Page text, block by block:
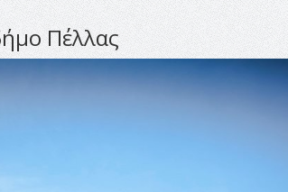
Πέλλας